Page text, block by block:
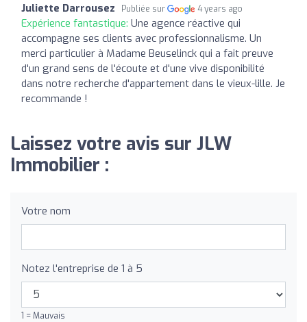
Juliette Darrousez Publiée sur 4 years ago
Expérience fantastique: Une agence réactive qui
accompagne ses clients avec professionnalisme. Un
merci particulier à Madame Beuselinck qui a fait preuve
d'un grand sens de l'écoute et d'une vive disponibilité
dans notre recherche d'appartement dans le vieux-lille. Je
recommande !
Laissez votre avis sur JLW
Immobilier :
Votre nom
Notez l'entreprise de 1 à 5
1 = Mauvais